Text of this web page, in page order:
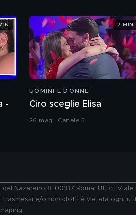
-
UOMINI E DONNE
Ciro sceglie Elisa
26 mag | Canale 5
7 MIN
Nazareno 8, 00187 Roma. Uffici:
e/o riprodotti è vietata ogni